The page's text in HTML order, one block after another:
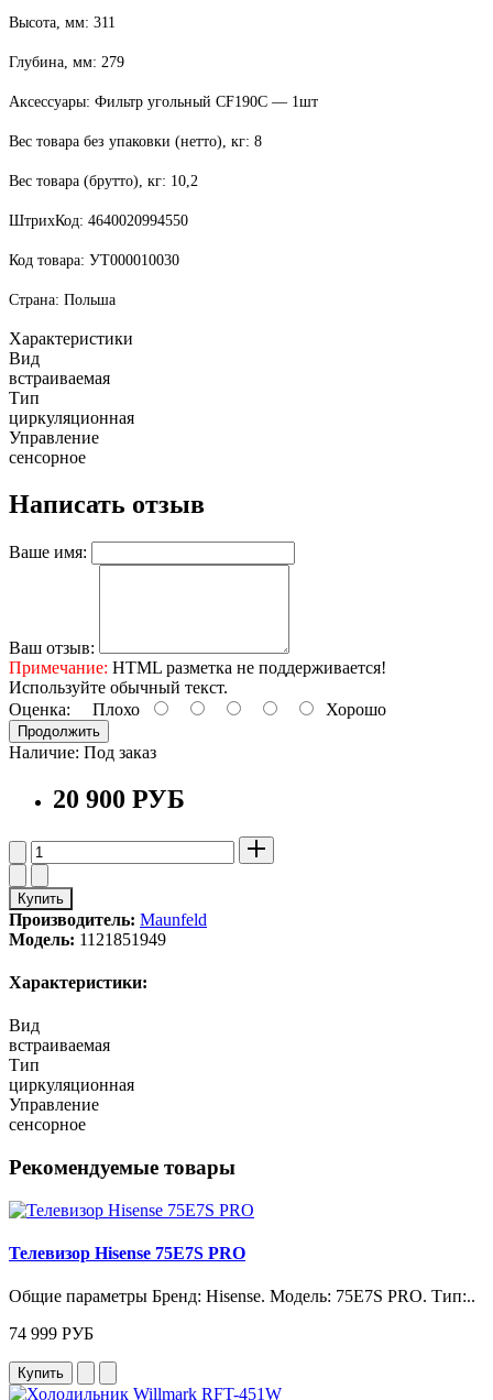
Высота, мм: 311
Глубина, мм: 279
Аксессуары: Фильтр угольный CF190C — 1шт
Вес товара без упаковки (нетто), кг: 8
Вес товара (брутто), кг: 10,2
ШтрихКод: 4640020994550
Код товара: УТ000010030
Страна: Польша
Характеристики
Вид
встраиваемая
Тип
циркуляционная
Управление
сенсорное
Написать отзыв
Ваше имя:
Ваш отзыв:
Примечание: HTML разметка не поддерживается!
Используйте обычный текст.
Оценка: Плохо Хорошо
Продолжить
Наличие: Под заказ
20 900 РУБ
Купить
Производитель: Maunfeld
Модель: 1121851949
Характеристики:
Вид
встраиваемая
Тип
циркуляционная
Управление
сенсорное
Рекомендуемые товары
Телевизор Hisense 75E7S PRO
Общие параметры Бренд: Hisense. Модель: 75E7S PRO. Тип:..
74 999 РУБ
Купить